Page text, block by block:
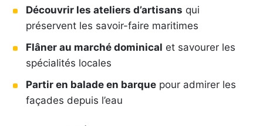
Découvrir les ateliers d’artisans qui
préservent les savoir-faire maritimes
Flâner au marché dominical et savourer les
spécialités locales
Partir en balade en barque pour admirer les
façades depuis l’eau